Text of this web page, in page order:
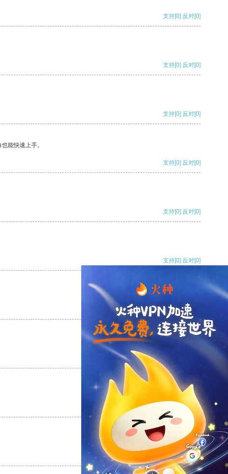
支持[0] 反对[0]
支持[0] 反对[0]
支持[0] 反对[0]
能快速上手。
支持[0] 反对[0]
支持[0] 反对[0]
支持[0] 反对[0]
支持[0] 反对
支持
反对 [0]
支持[0] 反对[0]